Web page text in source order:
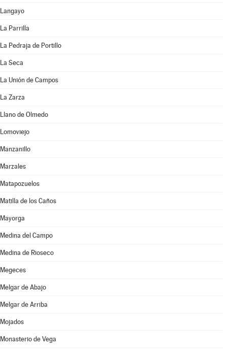
Langayo
La Parrilla
La Pedraja de Portillo
La Seca
La Unión de Campos
La Zarza
Llano de Olmedo
Lomoviejo
Manzanillo
Marzales
Matapozuelos
Matilla de los Caños
Mayorga
Medina del Campo
Medina de Rioseco
Megeces
Melgar de Abajo
Melgar de Arriba
Mojados
Monasterio de Vega